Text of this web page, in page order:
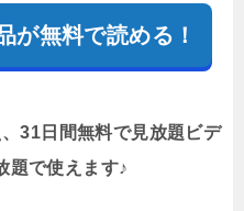
が無料で読める！
31日間無料で見放題ビデ
題で使えます♪